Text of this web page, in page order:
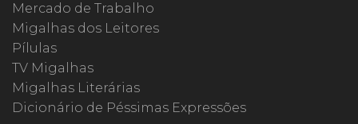
Mercado de Trabalho
Migalhas dos Leitores
Pílulas
TV Migalhas
Migalhas Literárias
Dicionário de Péssimas Expressões